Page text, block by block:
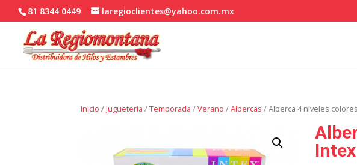
81 8344 0449 laregioclientes@yahoo.com.mx
Inicio /Juguetería /Temporada /Verano /Albercas / Alberca 4 niveles
Intex